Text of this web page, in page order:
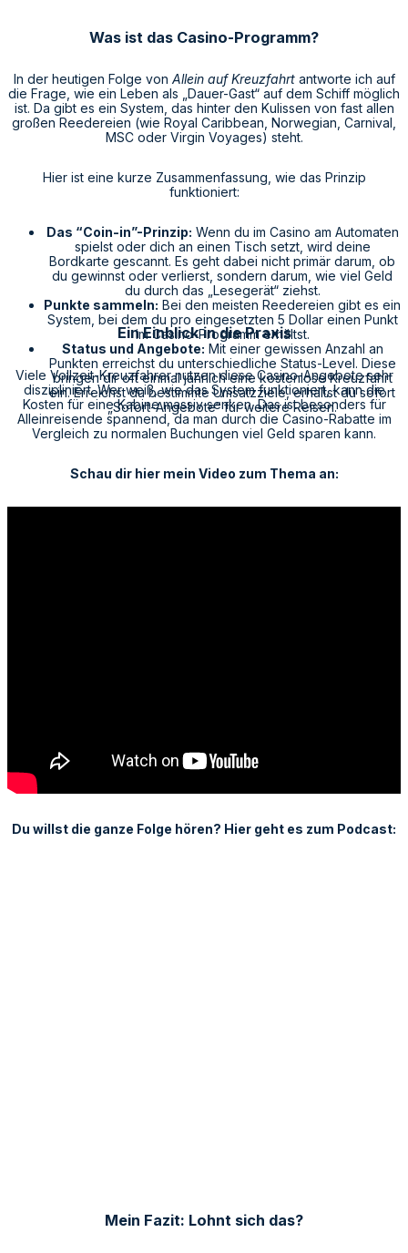
Was ist das Casino-Programm?
In der heutigen Folge von Allein auf Kreuzfahrtantworte ich auf
die Frage, wie ein Leben als „Dauer-Gast“ auf dem Schiff möglich
ist. Da gibt es ein System, das hinter den Kulissen von fast allen
großen Reedereien (wie Royal Caribbean, Norwegian, Carnival,
MSC oder Virgin Voyages) steht.
Hier ist eine kurze Zusammenfassung, wie das Prinzip
funktioniert:
Das “Coin-in”-Prinzip: Wenn du im Casino am Automaten
spielst oder dich an einen Tisch setzt, wird deine
Bordkarte gescannt. Es geht dabei nicht primär darum, ob
du gewinnst oder verlierst, sondern darum, wie viel Geld
du durch das „Lesegerät“ ziehst.
Punkte sammeln: Bei den meisten Reedereien gibt es ein
System, bei dem du pro eingesetzten 5 Dollar einen Punkt
im Casino-Programm erhältst.
Status und Angebote: Mit einer gewissen Anzahl an
Punkten erreichst du unterschiedliche Status-Level. Diese
bringen dir oft einmal jährlich eine kostenlose Kreuzfahrt
ein. Erreichst du bestimmte Umsatzziele, erhältst du sofort
„Sofort-Angebote“ für weitere Reisen.
Ein Einblick in die Praxis
Viele Vollzeit-Kreuzfahrer nutzen diese Casino-Angebote sehr
diszipliniert. Wer weiß, wie das System funktioniert, kann die
Kosten für eine Kabine massiv senken. Das ist besonders für
Alleinreisende spannend, da man durch die Casino-Rabatte im
Vergleich zu normalen Buchungen viel Geld sparen kann.
Schau dir hier mein Video zum Thema an:
Du willst die ganze Folge hören? Hier geht es zum Podcast:
Mein Fazit: Lohnt sich das?